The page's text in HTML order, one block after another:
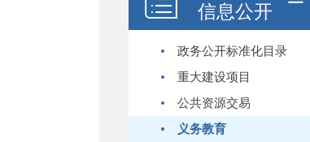
信息公开
政务公开标准化目录
重大建设项目
公共资源交易
义务教育